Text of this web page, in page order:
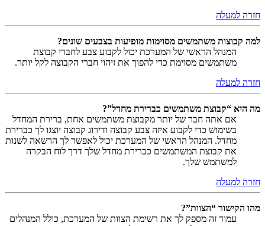
חזרה למעלה
למה קבוצות משתמשים מסוימות מופיעות בצבעים שונים?
המנהל הראשי של המערכת יכול לקבוע צבע לחברי קבוצת
משתמשים מסוימת כדי להפוך את זיהוי חברי הקבוצה לקל יותר.
חזרה למעלה
מה היא “קבוצת משתמשים כברירת מחדל”?
אם אתה חבר של יותר מקבוצת משתמשים אחת, ברירת המחדל
בשימוש כדי לקבוע איזה צבע קבוצה ודירוג קבוצה יוצגו לך כברירת
מחדל. המנהל הראשי של המערכת יכול לאפשר לך הרשאה לשנות
את קבוצת המשתמשים כברירת מחדל שלך דרך לוח הבקרה
למשתמש שלך.
חזרה למעלה
מהו הקישור “הצוות”?
עמוד זה מספק לך את רשימת הצוות של המערכת, כולל המנהלים